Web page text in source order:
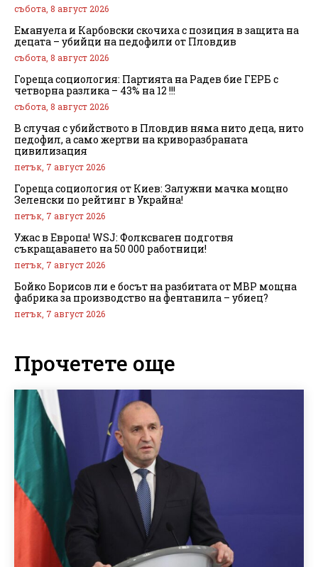
събота, 8 август 2026
Емануела и Карбовски скочиха с позиция в защита на
децата – убийци на педофили от Пловдив
събота, 8 август 2026
Гореща социология: Партията на Радев бие ГЕРБ с
четворна разлика – 43% на 12 !!!
събота, 8 август 2026
В случая с убийството в Пловдив няма нито деца, нито
педофил, а само жертви на криворазбраната
цивилизация
петък, 7 август 2026
Гореща социология от Киев: Залужни мачка мощно
Зеленски по рейтинг в Украйна!
петък, 7 август 2026
Ужас в Европа! WSJ: Фолксваген подготвя
съкращаването на 50 000 работници!
петък, 7 август 2026
Бойко Борисов ли е босът на разбитата от МВР мощна
фабрика за производство на фентанила – убиец?
петък, 7 август 2026
Прочетете още